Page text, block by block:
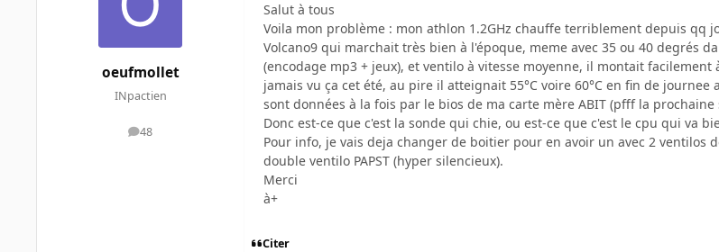
oeufmollet
INpactien
48
messages
Salut à tous
Voila mon problème : mon athlon 1.2GHz chauffe terriblement depuis qq
Volcano9 qui marchait très bien à l'époque, meme avec 35 ou 40 degrés
(encodage mp3 + jeux), et ventilo à vitesse moyenne, il montait
jamais vu ça cet été, au pire il atteignait 55°C voire 60°C en fin de
sont données à la fois par le bios de ma carte mère ABIT (pfff la
Donc est-ce que c'est la sonde qui chie, ou est-ce que c'est le cpu qui va
Pour info, je vais deja changer de boitier pour en avoir un avec 2 ventilos
double ventilo PAPST (hyper silencieux).
Merci
à+
Citer